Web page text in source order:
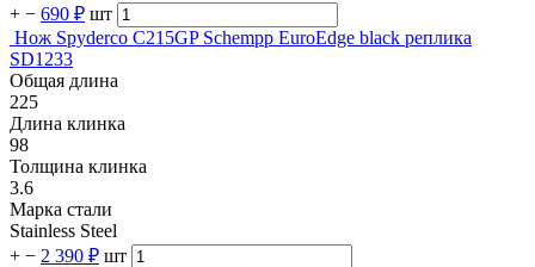
+ − 690 ₽ шт
Нож Spyderco C215GP Schempp EuroEdge black реплика
SD1233
Общая длина
225
Длина клинка
98
Толщина клинка
3.6
Марка стали
Stainless Steel
+ − 2 390 ₽ шт